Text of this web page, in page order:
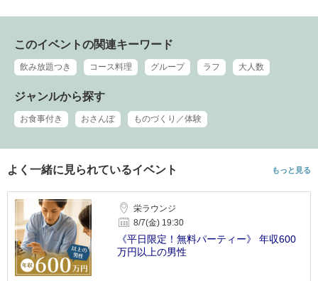
このイベントの関連キーワード
飲み放題つき コース料理 グループ ラフ 大人数
ジャンルから探す
お食事付き おさんぽ ものづくり／体験
よく一緒に見られているイベント もっと見る
栄ラウンジ
8/7(金) 19:30
《平日限定！無料パーティー》 年収600
万円以上の男性